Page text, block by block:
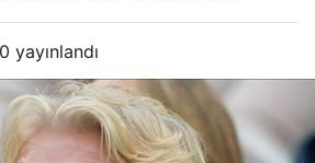
yayınlandı